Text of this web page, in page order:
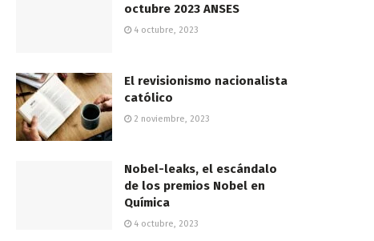
octubre 2023 ANSES
4 octubre, 2023
El revisionismo nacionalista
católico
2 noviembre, 2023
Nobel-leaks, el escándalo
de los premios Nobel en
Química
4 octubre, 2023